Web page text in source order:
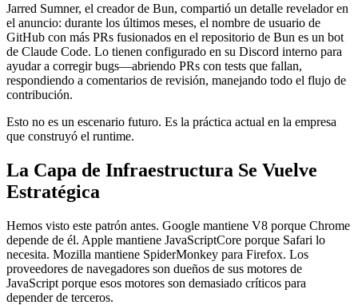
Jarred Sumner, el creador de Bun, compartió un detalle revelador en
el anuncio: durante los últimos meses, el nombre de usuario de
GitHub con más PRs fusionados en el repositorio de Bun es un bot
de Claude Code. Lo tienen configurado en su Discord interno para
ayudar a corregir bugs—abriendo PRs con tests que fallan,
respondiendo a comentarios de revisión, manejando todo el flujo de
contribución.
Esto no es un escenario futuro. Es la práctica actual en la empresa
que construyó el runtime.
La Capa de Infraestructura Se Vuelve
Estratégica
Hemos visto este patrón antes. Google mantiene V8 porque Chrome
depende de él. Apple mantiene JavaScriptCore porque Safari lo
necesita. Mozilla mantiene SpiderMonkey para Firefox. Los
proveedores de navegadores son dueños de sus motores de
JavaScript porque esos motores son demasiado críticos para
depender de terceros.